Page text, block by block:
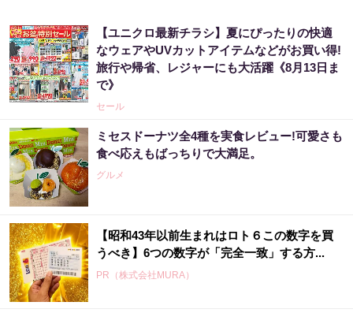
【ユニクロ最新チラシ】夏にぴったりの快適
なウェアやUVカットアイテムなどがお買い得!
旅行や帰省、レジャーにも大活躍《8月13日ま
で》
セール
ミセスドーナツ全4種を実食レビュー!可愛さも
食べ応えもばっちりで大満足。
グルメ
【昭和43年以前生まれはロト６この数字を買
うべき】6つの数字が「完全一致」する方...
PR（株式会社MURA）